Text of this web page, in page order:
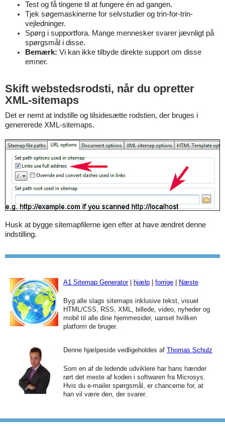
Test og få tingene til at fungere én ad gangen.
Tjek søgemaskinerne for selvstudier og trin-for-trin-
vejledninger.
Spørg i supportfora. Mange mennesker svarer jævnligt på
spørgsmål i disse.
Bemærk: Vi kan ikke tilbyde direkte support om disse
emner.
Skift webstedsrodsti, når du opretter
XML-sitemaps
Det er nemt at indstille og tilsidesætte rodstien, der bruges i
genererede XML-sitemaps.
Husk at bygge sitemapfilerne igen efter at have ændret denne
indstilling.
A1 Sitemap Generator| hjælp | forrige | Næste
Byg alle slags sitemaps inklusive tekst, visuel
HTML/CSS, RSS, XML, billede, video, nyheder og
mobil til alle dine hjemmesider, uanset hvilken
platform de bruger.
Denne hjælpeside vedligeholdes af Thomas Schulz
Som en af de ledende udviklere har hans hænder
rørt det meste af koden i softwaren fra Microsys.
Hvis du e-mailer spørgsmål, er chancerne for, at
han vil være den, der svarer.